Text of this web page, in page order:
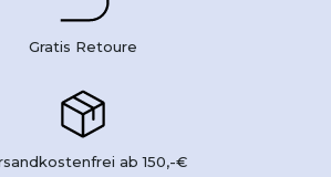
Gratis Retoure
ab 150,-€